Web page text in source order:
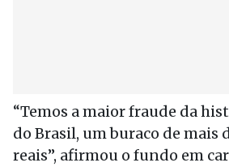
“Temos a maior fraude da
do Brasil, um buraco de mais
reais”, afirmou o fundo em